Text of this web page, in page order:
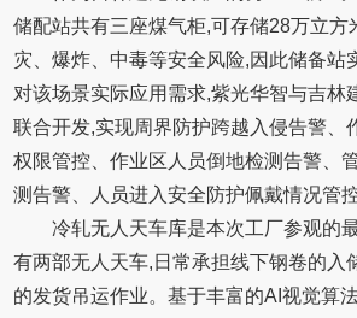
储配站共有三座煤气柜,可存储28万立方
灾、爆炸、中毒等安全风险,因此储备站
对该场景实际应用需求,紫光华智与吉林
联合开发,实现周界防护跨越入侵告警、
权限管控、作业区人员倒地检测告警、
测告警、人员进入安全防护佩戴情况管
冷轧无人天车库是本次工厂参观的
有两部无人天车,日常承担线下钢卷的入
的发货吊运作业。基于丰富的AI视觉算